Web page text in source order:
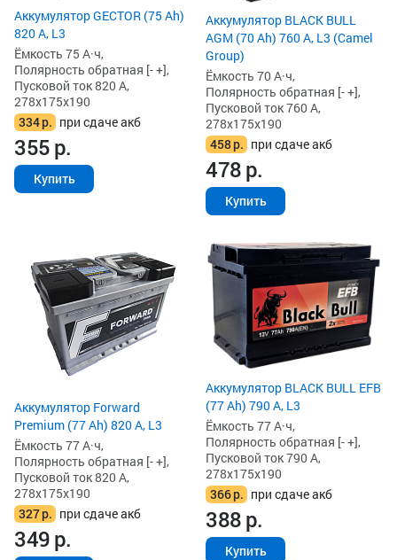
Аккумулятор GECTOR (75 Ah)
820 А, L3
Ёмкость 75 А·ч,
Полярность обратная [- +],
Пусковой ток 820 А,
278x175x190
334р. при сдаче акб
355р.
Купить
Аккумулятор BLACK BULL
AGM (70 Ah) 760 А, L3 (Camel
Group)
Ёмкость 70 А·ч,
Полярность обратная [- +],
Пусковой ток 760 А,
278x175x190
458р. при сдаче акб
478р.
Купить
Аккумулятор Forward
Premium (77 Ah) 820 А, L3
Ёмкость 77 А·ч,
Полярность обратная [- +],
Пусковой ток 820 А,
278x175x190
327р. при сдаче акб
349р.
Аккумулятор BLACK BULL EFB
(77 Ah) 790 А, L3
Ёмкость 77 А·ч,
Полярность обратная [- +],
Пусковой ток 790 А,
278x175x190
366р. при сдаче акб
388р.
Купить